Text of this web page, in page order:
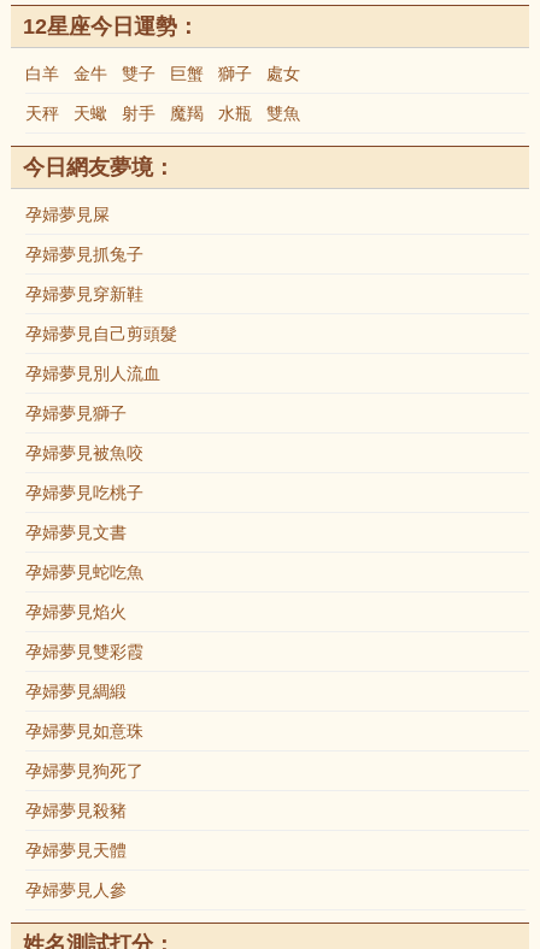
12星座今日運勢：
白羊 金牛 雙子 巨蟹 獅子 處女
天秤 天蠍 射手 魔羯 水瓶 雙魚
今日網友夢境：
孕婦夢見屎
孕婦夢見抓兔子
孕婦夢見穿新鞋
孕婦夢見自己剪頭髮
孕婦夢見別人流血
孕婦夢見獅子
孕婦夢見被魚咬
孕婦夢見吃桃子
孕婦夢見文書
孕婦夢見蛇吃魚
孕婦夢見焰火
孕婦夢見雙彩霞
孕婦夢見綢緞
孕婦夢見如意珠
孕婦夢見狗死了
孕婦夢見殺豬
孕婦夢見天體
孕婦夢見人參
姓名測試打分：